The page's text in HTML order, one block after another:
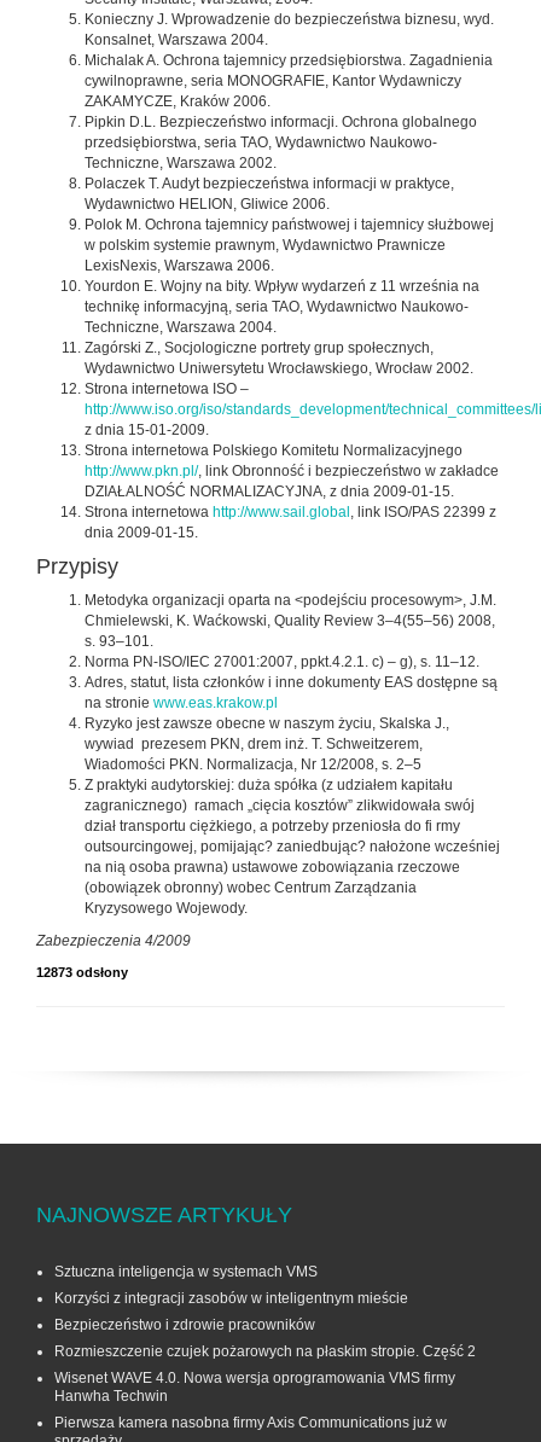
Konieczny J. Wprowadzenie do bezpieczeństwa biznesu, wyd.
Konsalnet, Warszawa 2004.
Michalak A. Ochrona tajemnicy przedsiębiorstwa. Zagadnienia
cywilnoprawne, seria MONOGRAFIE, Kantor Wydawniczy
ZAKAMYCZE, Kraków 2006.
Pipkin D.L. Bezpieczeństwo informacji. Ochrona globalnego
przedsiębiorstwa, seria TAO, Wydawnictwo Naukowo-
Techniczne, Warszawa 2002.
Polaczek T. Audyt bezpieczeństwa informacji w praktyce,
Wydawnictwo HELION, Gliwice 2006.
Polok M. Ochrona tajemnicy państwowej i tajemnicy służbowej
w polskim systemie prawnym, Wydawnictwo Prawnicze
LexisNexis, Warszawa 2006.
Yourdon E. Wojny na bity. Wpływ wydarzeń z 11 września na
technikę informacyjną, seria TAO, Wydawnictwo Naukowo-
Techniczne, Warszawa 2004.
Zagórski Z., Socjologiczne portrety grup społecznych,
Wydawnictwo Uniwersytetu Wrocławskiego, Wrocław 2002.
Strona internetowa ISO –
http://www.iso.org/iso/standards_development/technical_committees/
z dnia 15-01-2009.
Strona internetowa Polskiego Komitetu Normalizacyjnego
http://www.pkn.pl/, link Obronność i bezpieczeństwo w zakładce
DZIAŁALNOŚĆ NORMALIZACYJNA, z dnia 2009-01-15.
Strona internetowa http://www.sail.global , link ISO/PAS 22399 z
dnia 2009-01-15.
Przypisy
Metodyka organizacji oparta na <podejściu procesowym>, J.M.
Chmielewski, K. Waćkowski, Quality Review 3–4(55–56) 2008,
s. 93–101.
Norma PN-ISO/IEC 27001:2007, ppkt.4.2.1. c) – g), s. 11–12.
Adres, statut, lista członków i inne dokumenty EAS dostępne są
na stronie www.eas.krakow.pl
Ryzyko jest zawsze obecne w naszym życiu, Skalska J.,
wywiad prezesem PKN, drem inż. T. Schweitzerem,
Wiadomości PKN. Normalizacja, Nr 12/2008, s. 2–5
Z praktyki audytorskiej: duża spółka (z udziałem kapitału
zagranicznego) ramach „cięcia kosztów” zlikwidowała swój
dział transportu ciężkiego, a potrzeby przeniosła do fi rmy
outsourcingowej, pomijając? zaniedbując? nałożone wcześniej
na nią osoba prawna) ustawowe zobowiązania rzeczowe
(obowiązek obronny) wobec Centrum Zarządzania
Kryzysowego Wojewody.
Zabezpieczenia 4/2009
12873 odsłony
NAJNOWSZE ARTYKUŁY
Sztuczna inteligencja w systemach VMS
Korzyści z integracji zasobów w inteligentnym mieście
Bezpieczeństwo i zdrowie pracowników
Rozmieszczenie czujek pożarowych na płaskim stropie. Część 2
Wisenet WAVE 4.0. Nowa wersja oprogramowania VMS firmy
Hanwha Techwin
Pierwsza kamera nasobna firmy Axis Communications już w